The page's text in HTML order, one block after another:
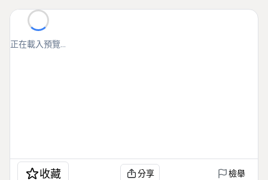
正在載入預覽...
收藏 分享 檢舉